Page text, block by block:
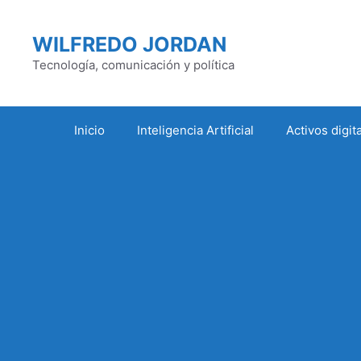
contenidoWILFREDO JORDAN
Tecnología, comunicación y política
Inicio Inteligencia Artificial Activos